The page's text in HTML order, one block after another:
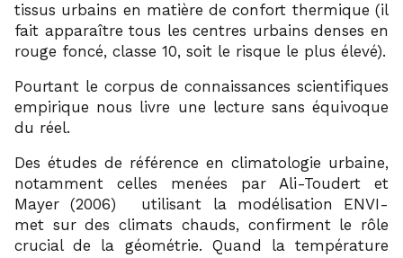
tissus urbains en matière de confort thermique (il
fait apparaître tous les centres urbains denses en
rouge foncé, classe 10, soit le risque le plus élevé).
Pourtant le corpus de connaissances scientifiques
empirique nous livre une lecture sans équivoque
du réel.
Des études de référence en climatologie urbaine,
notamment celles menées par Ali-Toudert et
Mayer (2006)
utilisant la modélisation ENVI-
met sur des climats chauds, confirment le rôle
crucial de la géométrie. Quand la température